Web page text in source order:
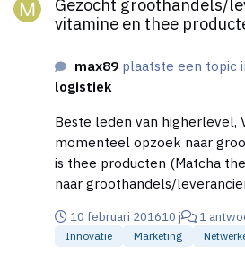
vitamine en thee
max89 plaatste een topic
logistiek
Beste leden van higherlevel, Voor een startup ben ik
momenteel opzoek naar
is thee producten (Matcha
naar groothandels/
specifiek merk maar meer
opzetten van een nieuwe lijn
10 februari 201610 j 1
Innovatie Marketing